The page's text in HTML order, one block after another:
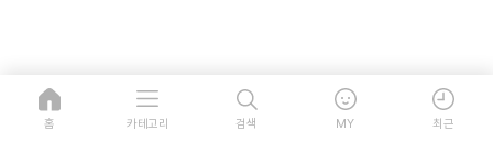
홈 카테고리 검색 MY 최근